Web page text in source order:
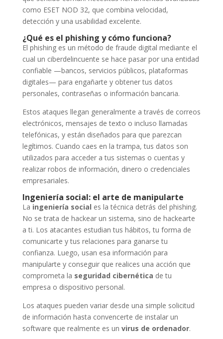
como ESET NOD 32, que combina velocidad,
detección y una usabilidad excelente.
¿Qué es el phishing y cómo funciona?
El phishing es un método de fraude digital mediante el
cual un ciberdelincuente se hace pasar por una entidad
confiable —bancos, servicios públicos, plataformas
digitales— para engañarte y obtener tus datos
personales, contraseñas o información bancaria.
Estos ataques llegan generalmente a través de correos
electrónicos, mensajes de texto o incluso llamadas
telefónicas, y están diseñados para que parezcan
legítimos. Cuando caes en la trampa, tus datos son
utilizados para acceder a tus sistemas o cuentas y
realizar robos de información, dinero o credenciales
empresariales.
Ingeniería social: el arte de manipularte
La ingeniería social es la técnica detrás del phishing.
No se trata de hackear un sistema, sino de hackearte
a ti. Los atacantes estudian tus hábitos, tu forma de
comunicarte y tus relaciones para ganarse tu
confianza. Luego, usan esa información para
manipularte y conseguir que realices una acción que
comprometa la seguridad cibernética de tu
empresa o dispositivo personal.
Los ataques pueden variar desde una simple solicitud
de información hasta convencerte de instalar un
software que realmente es un virus de ordenador.